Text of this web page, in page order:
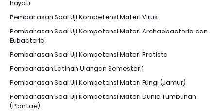
hayati
Pembahasan Soal Uji Kompetensi Materi Virus
Pembahasan Soal Uji Kompetensi Materi Archaebacteria dan
Eubacteria
Pembahasan Soal Uji Kompetensi Materi Protista
Pembahasan Latihan Ulangan Semester 1
Pembahasan Soal Uji Kompetensi Materi Fungi (Jamur)
Pembahasan Soal Uji Kompetensi Materi Dunia Tumbuhan
(Plantae)